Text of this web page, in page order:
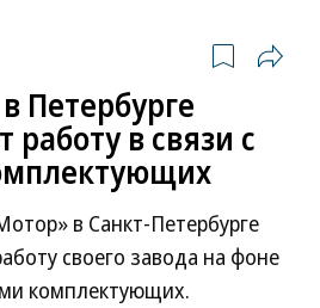
Петербурге
работу в связи с
в Санкт-Петербурге
своего завода на фоне
комплектующих.